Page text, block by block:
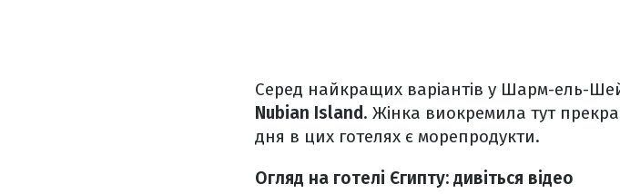
Серед найкращих варіантів у Шарм-ель-
Nubian Island. Жінка виокремила тут
дня в цих готелях є морепродукти.
Огляд на готелі Єгипту: дивіться відео